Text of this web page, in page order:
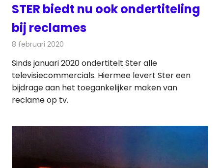
STER biedt nu ook ondertiteling
bij reclames
8 februari 2020
Sinds januari 2020 ondertitelt Ster alle
televisiecommercials. Hiermee levert Ster een
bijdrage aan het toegankelijker maken van
reclame op tv.